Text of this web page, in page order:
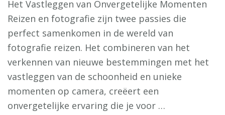
Het Vastleggen van Onvergetelijke Momenten
Reizen en fotografie zijn twee passies die
perfect samenkomen in de wereld van
fotografie reizen. Het combineren van het
verkennen van nieuwe bestemmingen met het
vastleggen van de schoonheid en unieke
momenten op camera, creëert een
onvergetelijke ervaring die je voor …